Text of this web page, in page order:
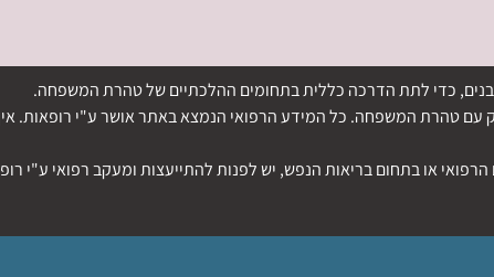
כדי לתת הדרכה כללית בתחומים ההלכתיים של טהרת המשפחה.
טהרת המשפחה. כל המידע הרפואי הנמצא באתר אושר ע"י רופאות.
או בתחום בריאות הנפש, יש לפנות להתייעצות ומעקב רפואי ע"י